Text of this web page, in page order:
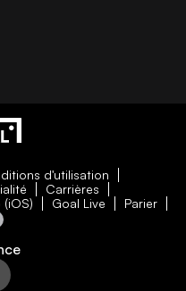
d'utilisation
Carrières
Goal Live Parier